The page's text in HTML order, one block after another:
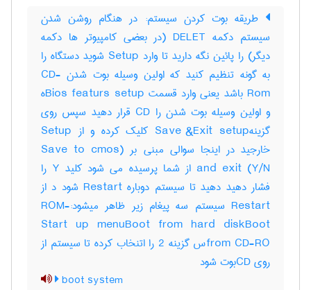
طریقه بوت کردن سیستم: در هنگام روشن شدن
سیستم دکمه DELET (در بعضی کامپیوتر ها دکمه
دیگر) را پائین نگه دارید تا وارد Setup شوید دستگاه را
به گونه تنظیم کنید که اولین وسیله بوت شدن CD-
Rom باشد یعنی وارد قسمت Bios featurs setupه
و اولین وسیله بوت شدن را CD قرار دهید سپس روی
گزینهSave &Exit setup کلیک کرده و از Setup
خارجید در اینجا سوالی مبنی بر (Save to cmos
and exit (Y/N از شما پرسیده می شود کلید Y را
فشار دهید دهید تا سیستم دوباره Restart شود د از
Restart سیستم سه پیغام زیر ظاهر میشود:-ROM
Start up menuBoot from hard diskBoot
from CD-ROس گزینه 2 را اتنخاب کرده تا سیستم از
روی CDبوت شود
boot system